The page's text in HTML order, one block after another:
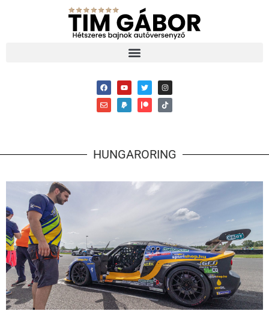
HUNGARORING